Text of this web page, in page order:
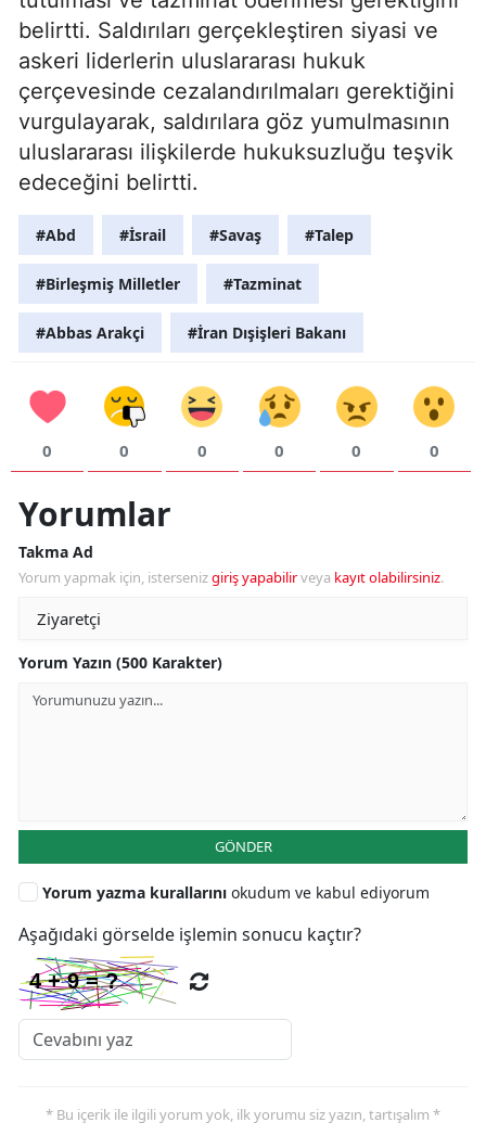
belirtti. Saldırıları gerçekleştiren siyasi ve
askeri liderlerin uluslararası hukuk
çerçevesinde cezalandırılmaları gerektiğini
vurgulayarak, saldırılara göz yumulmasının
uluslararası ilişkilerde hukuksuzluğu teşvik
edeceğini belirtti.
#Abd #İsrail #Savaş #Talep
#Birleşmiş Milletler #Tazminat
#Abbas Arakçi #İran Dışişleri Bakanı
0 0 0 0 0 0
Yorumlar
Takma Ad
Yorum yapmak için, istersenizgiriş yapabilirveya kayıt olabilirsiniz.
Yorum Yazın (500 Karakter)
GÖNDER
Yorum yazma kurallarını okudum ve kabul ediyorum
Aşağıdaki görselde işlemin sonucu kaçtır?
* Bu içerik ile ilgili yorum yok, ilk yorumu siz yazın, tartışalım *